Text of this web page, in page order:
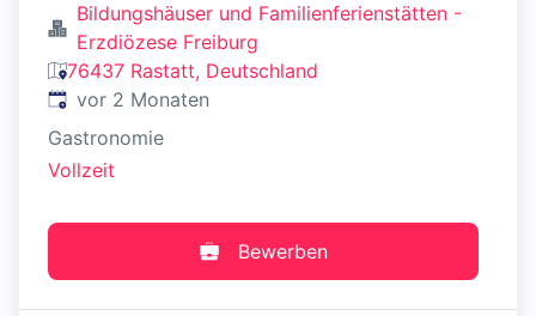
Bildungshäuser und Familienferienstätten -
Erzdiözese Freiburg
76437 Rastatt, Deutschland
Veröffentlicht:
vor 2 Monaten
Gastronomie
Vollzeit
Bewerben